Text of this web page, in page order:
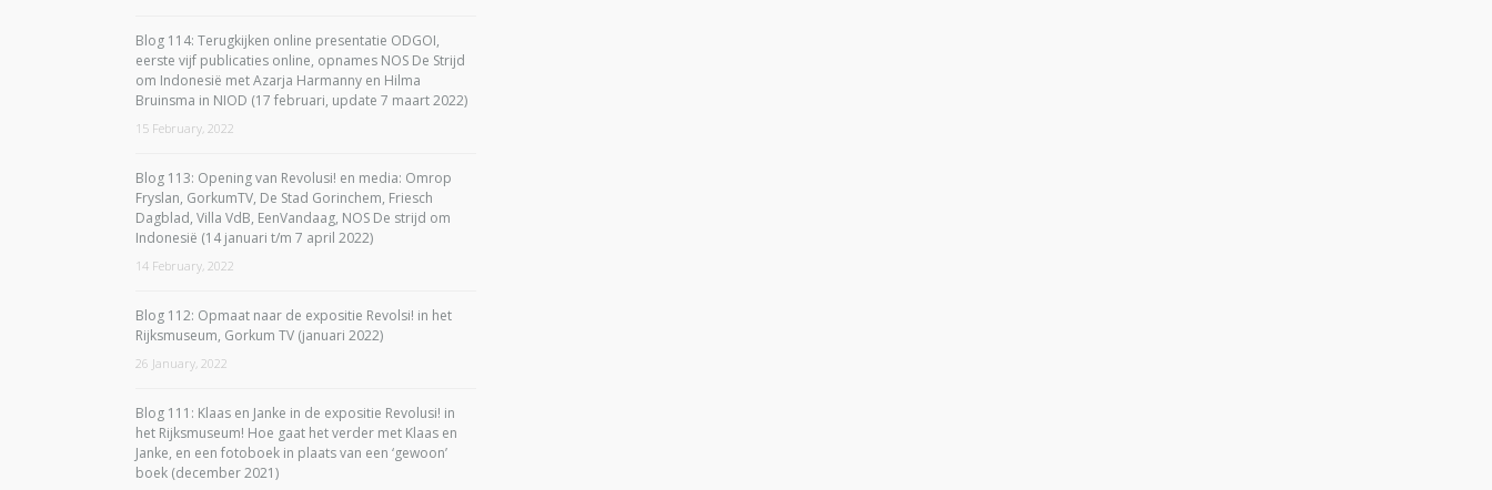
Blog 114: Terugkijken online presentatie ODGOI,
eerste vijf publicaties online, opnames NOS De Strijd
om Indonesië met Azarja Harmanny en Hilma
Bruinsma in NIOD (17 februari, update 7 maart 2022)
15 February, 2022
Blog 113: Opening van Revolusi! en media: Omrop
Fryslan, GorkumTV, De Stad Gorinchem, Friesch
Dagblad, Villa VdB, EenVandaag, NOS De strijd om
Indonesië (14 januari t/m 7 april 2022)
14 February, 2022
Blog 112: Opmaat naar de expositie Revolsi! in het
Rijksmuseum, Gorkum TV (januari 2022)
26 January, 2022
Blog 111: Klaas en Janke in de expositie Revolusi! in
het Rijksmuseum! Hoe gaat het verder met Klaas en
Janke, en een fotoboek in plaats van een ‘gewoon’
boek (december 2021)